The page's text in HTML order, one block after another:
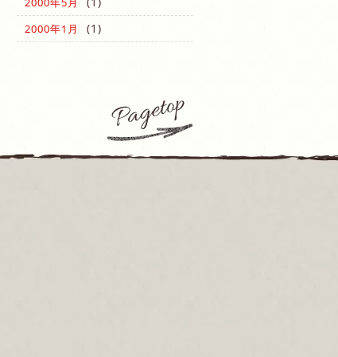
2000年1月 (1)